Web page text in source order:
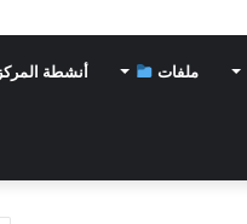
ملفات أنشطة المركز